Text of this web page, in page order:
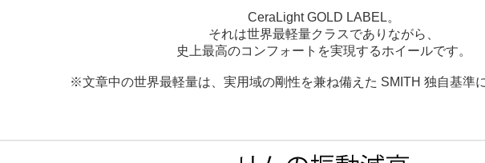
CeraLight GOLD LABEL。
それは世界最軽量クラスでありながら、
史上最高のコンフォートを実現するホイールです。
※文章中の世界最軽量は、実用域の剛性を兼ね備えた SMITH 独自基準